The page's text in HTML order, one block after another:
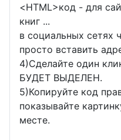
<HTML>код - для
книг ...
в социальных сетях
просто вставить
4)Сделайте один
БУДЕТ ВЫДЕЛЕН.
5)Копируйте код
показывайте
месте.